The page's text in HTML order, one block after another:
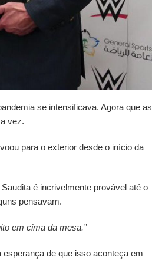
se intensificava. Agora que as
vez.
para o exterior desde o início da
é incrivelmente provável até o
pensavam.
em cima da mesa.”
de que isso aconteça em